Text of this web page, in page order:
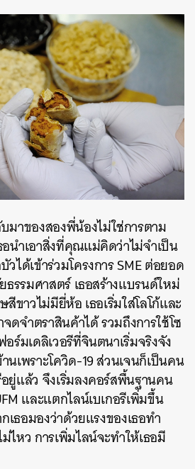
มาของสองพี่น้องไม่ใช่การตาม
นำเอาสิ่งที่คุณแม่คิดว่าไม่จำเป็น
ได้เข้าร่วมโครงการ SME ต่อยอด
รรมศาสตร์ เธอสร้างแบรนด์ใหม่
ขาวไม่มียี่ห้อ เธอเริ่มใส่โลโก้และ
ดจำตราสินค้าได้ รวมถึงการใช้โซ
ร์มเดลิเวอรีที่จินตนาเริ่มจริงจัง
เพราะโควิด-19 ส่วนเจนก็เป็นคน
ยู่แล้ว จึงเริ่มลงคอร์สพื้นฐานคน
และแตกไลน์เบเกอรีเพิ่มขึ้น
เธอมองว่าด้วยแรงของเธอทำ
ไหว การเพิ่มไลน์จะทำให้เธอมี